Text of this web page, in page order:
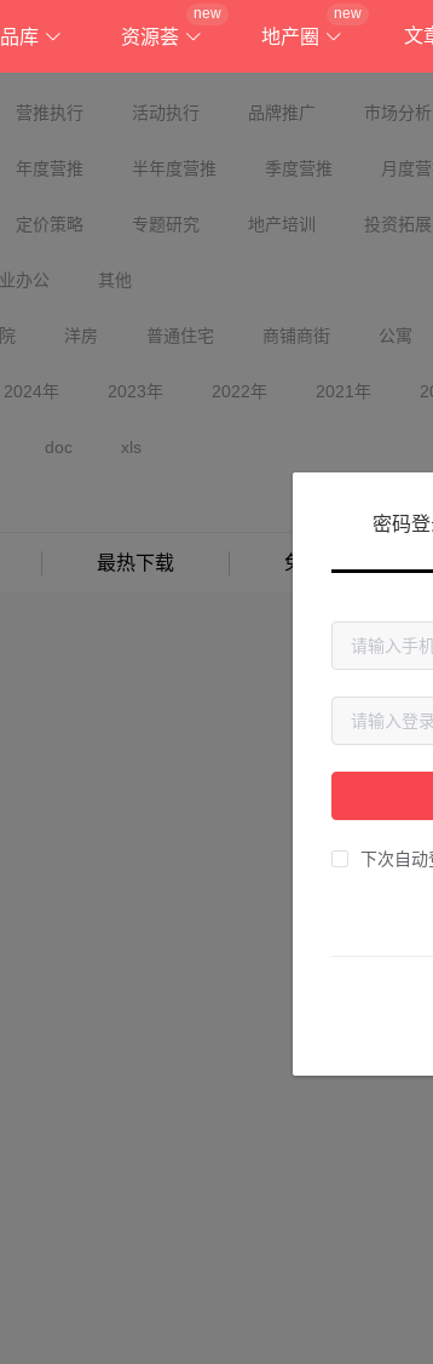
库 资源荟
new
地产圈
new
文
营推执行 活动执行 品牌推广 市场分析
年度营推 半年度营推 季度营推 月度
定价策略 专题研究 地产培训 投资拓展
办公 其他
洋房 普通住宅 商铺商街 公寓
2024年 2023年 2022年 2021年
doc xls
最热下载 免费专区
密码
下次自动